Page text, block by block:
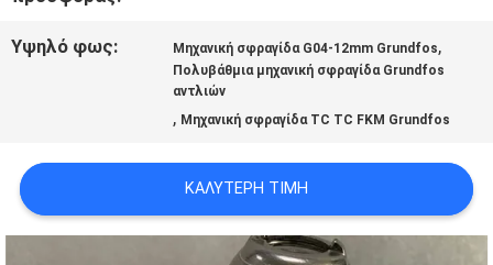
ΖΗΤΉΣΤΕ
ΑΠΌΣΠΑΣΜΑ
SITEMAP
Υψηλό φως: Μηχανική σφραγίδα G04-12mm Grundfos,
Πολυβάθμια μηχανική σφραγίδα Grundfos
αντλιών
, Μηχανική σφραγίδα TC TC FKM Grundfos
ΚΑΛΎΤΕΡΗ ΤΙΜΉ